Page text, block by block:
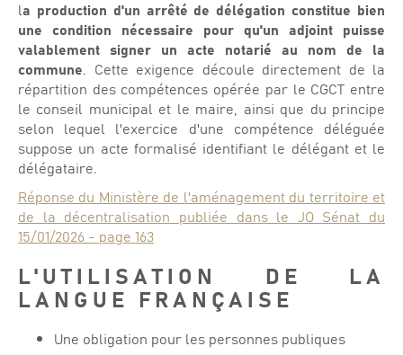
la production d'un arrêté de délégation constitue bien
une condition nécessaire pour qu'un adjoint puisse
valablement signer un acte notarié au nom de la
commune. Cette exigence découle directement de la
répartition des compétences opérée par le CGCT entre
le conseil municipal et le maire, ainsi que du principe
selon lequel l'exercice d'une compétence déléguée
suppose un acte formalisé identifiant le délégant et le
délégataire.
Réponse du Ministère de l'aménagement du territoire et
de la décentralisation publiée dans le JO Sénat du
15/01/2026 - page 163
L'UTILISATION DE LA
LANGUE FRANÇAISE
Une obligation pour les personnes publiques